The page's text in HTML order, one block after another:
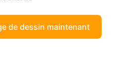
de dessin maintenant